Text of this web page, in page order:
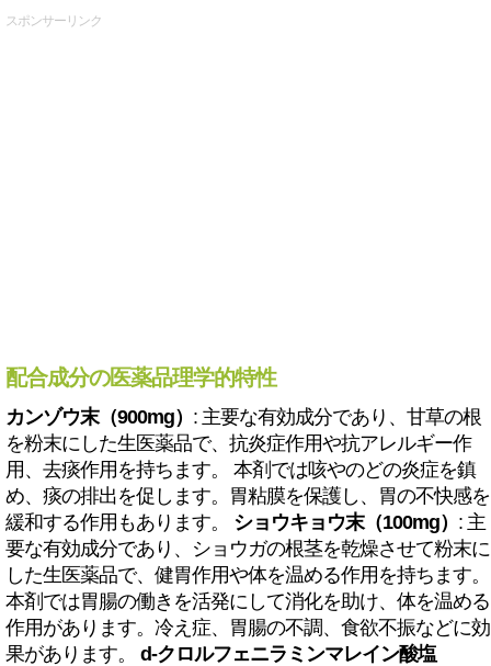
スポンサーリンク
配合成分の医薬品理学的特性
カンゾウ末（900mg） : 主要な有効成分であり、甘草の根
を粉末にした生医薬品で、抗炎症作用や抗アレルギー作
用、去痰作用を持ちます。 本剤では咳やのどの炎症を鎮
め、痰の排出を促します。胃粘膜を保護し、胃の不快感を
緩和する作用もあります。 ショウキョウ末（100mg） : 主
要な有効成分であり、ショウガの根茎を乾燥させて粉末に
した生医薬品で、健胃作用や体を温める作用を持ちます。
本剤では胃腸の働きを活発にして消化を助け、体を温める
作用があります。冷え症、胃腸の不調、食欲不振などに効
果があります。 d-クロルフェニラミンマレイン酸塩